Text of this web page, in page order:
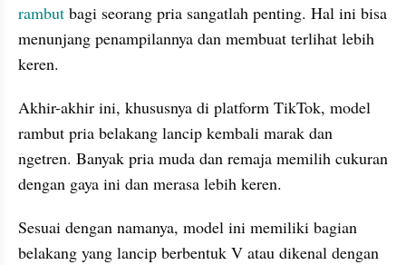
rambut bagi seorang pria sangatlah penting. Hal ini bisa
menunjang penampilannya dan membuat terlihat lebih
keren.
Akhir-akhir ini, khususnya di platform TikTok, model
rambut pria belakang lancip kembali marak dan
ngetren. Banyak pria muda dan remaja memilih cukuran
dengan gaya ini dan merasa lebih keren.
Sesuai dengan namanya, model ini memiliki bagian
belakang yang lancip berbentuk V atau dikenal dengan